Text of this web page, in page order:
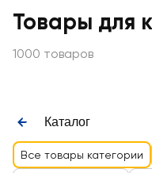
Товары для
1000 товаров
Каталог
Все товары категории